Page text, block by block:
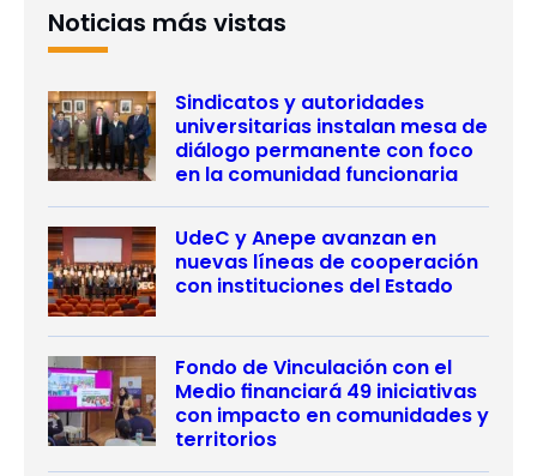
Noticias más vistas
Sindicatos y autoridades
universitarias instalan mesa de
diálogo permanente con foco
en la comunidad funcionaria
UdeC y Anepe avanzan en
nuevas líneas de cooperación
con instituciones del Estado
Fondo de Vinculación con el
Medio financiará 49 iniciativas
con impacto en comunidades y
territorios